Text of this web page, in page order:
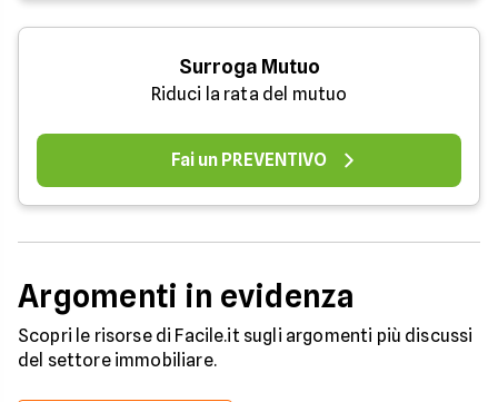
Surroga Mutuo
Riduci la rata del mutuo
Fai un PREVENTIVO
Argomenti in evidenza
Scopri le risorse di Facile.it sugli argomenti più discussi
del settore immobiliare.